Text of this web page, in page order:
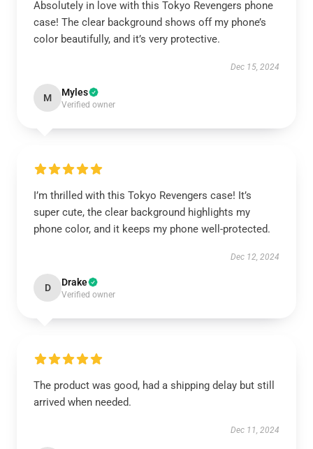
Absolutely in love with this Tokyo Revengers phone
case! The clear background shows off my phone’s
color beautifully, and it’s very protective.
Dec 15, 2024
M Myles
Verified owner
I’m thrilled with this Tokyo Revengers case! It’s
super cute, the clear background highlights my
phone color, and it keeps my phone well-protected.
Dec 12, 2024
D Drake
Verified owner
The product was good, had a shipping delay but still
arrived when needed.
Dec 11, 2024